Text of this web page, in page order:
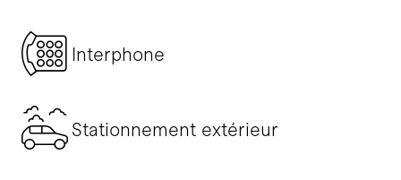
Interphone
Stationnement extérieur